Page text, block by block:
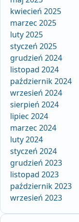
kwiecień 2025
marzec 2025
luty 2025
styczeń 2025
grudzień 2024
listopad 2024
październik 2024
wrzesień 2024
sierpień 2024
lipiec 2024
marzec 2024
luty 2024
styczeń 2024
grudzień 2023
listopad 2023
październik 2023
wrzesień 2023